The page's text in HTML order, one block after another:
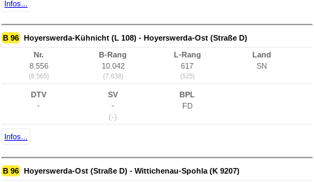
Infos...
B 96 Hoyerswerda-Kühnicht (L 108) - Hoyerswerda-Ost (Straße D)
Nr.
8.556
(8.565)
B-Rang
10.042
(7.638)
L-Rang
617
(525)
Land
SN
DTV
-
SV
-
(-)
BPL
FD
Infos...
B 96 Hoyerswerda-Ost (Straße D) - Wittichenau-Spohla (K 9207)